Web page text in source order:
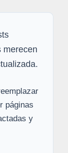
merecen
páginas
y